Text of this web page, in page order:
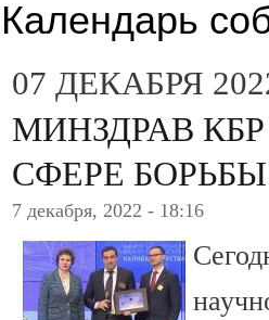
Календарь
07 ДЕКАБРЯ
МИНЗДРАВ
СФЕРЕ
7 декабря, 2022 - 18:16